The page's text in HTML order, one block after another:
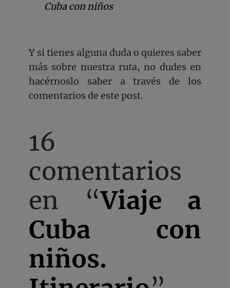
Cuba con niños
Y si tienes alguna duda o quieres saber
más sobre nuestra ruta, no dudes en
hacérnoslo saber a través de los
comentarios de este post.
16
comentarios
en “Viaje a
Cuba con
niños.